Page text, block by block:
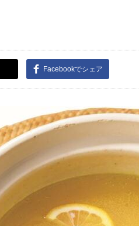
Facebookでシェア